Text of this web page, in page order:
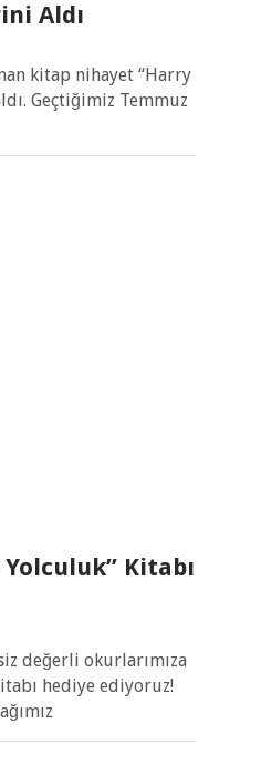
Aldı
kitap nihayet “Harry
Geçtiğimiz Temmuz
Kitabı
değerli okurlarımıza
hediye ediyoruz!